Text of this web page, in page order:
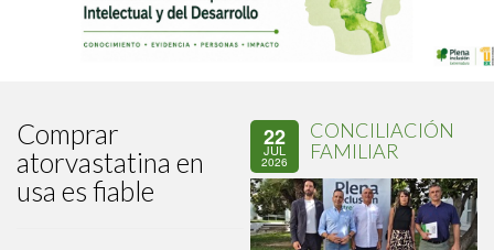
Comprar
atorvastatina en
usa es fiable
22
JUL
2026
CONCILIACIÓN
FAMILIAR